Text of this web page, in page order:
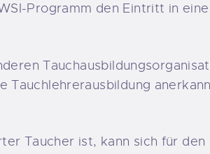
Programm den Eintritt in
Taucher ist, kann sich für